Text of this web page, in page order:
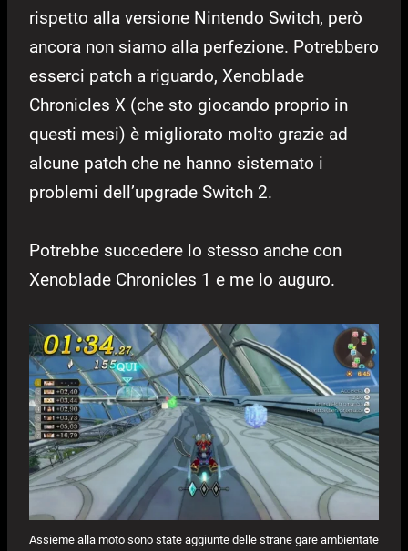
rispetto alla versione Nintendo Switch, però
ancora non siamo alla perfezione. Potrebbero
esserci patch a riguardo, Xenoblade
Chronicles X (che sto giocando proprio in
questi mesi) è migliorato molto grazie ad
alcune patch che ne hanno sistemato i
problemi dell’upgrade Switch 2.
Potrebbe succedere lo stesso anche con
Xenoblade Chronicles 1 e me lo auguro.
Assieme alla moto sono state aggiunte delle strane gare ambientate